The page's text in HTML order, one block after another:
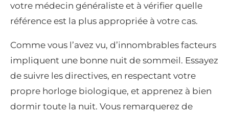
votre médecin généraliste et à vérifier quelle
référence est la plus appropriée à votre cas.
Comme vous l’avez vu, d’innombrables facteurs
impliquent une bonne nuit de sommeil. Essayez
de suivre les directives, en respectant votre
propre horloge biologique, et apprenez à bien
dormir toute la nuit. Vous remarquerez de